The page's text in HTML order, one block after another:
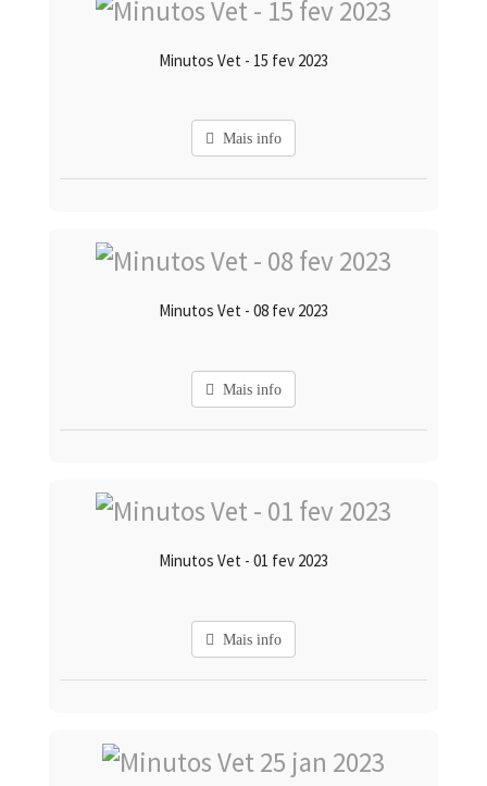
Minutos Vet - 15 fev 2023
Mais info
Minutos Vet - 08 fev 2023
Mais info
Minutos Vet - 01 fev 2023
Mais info